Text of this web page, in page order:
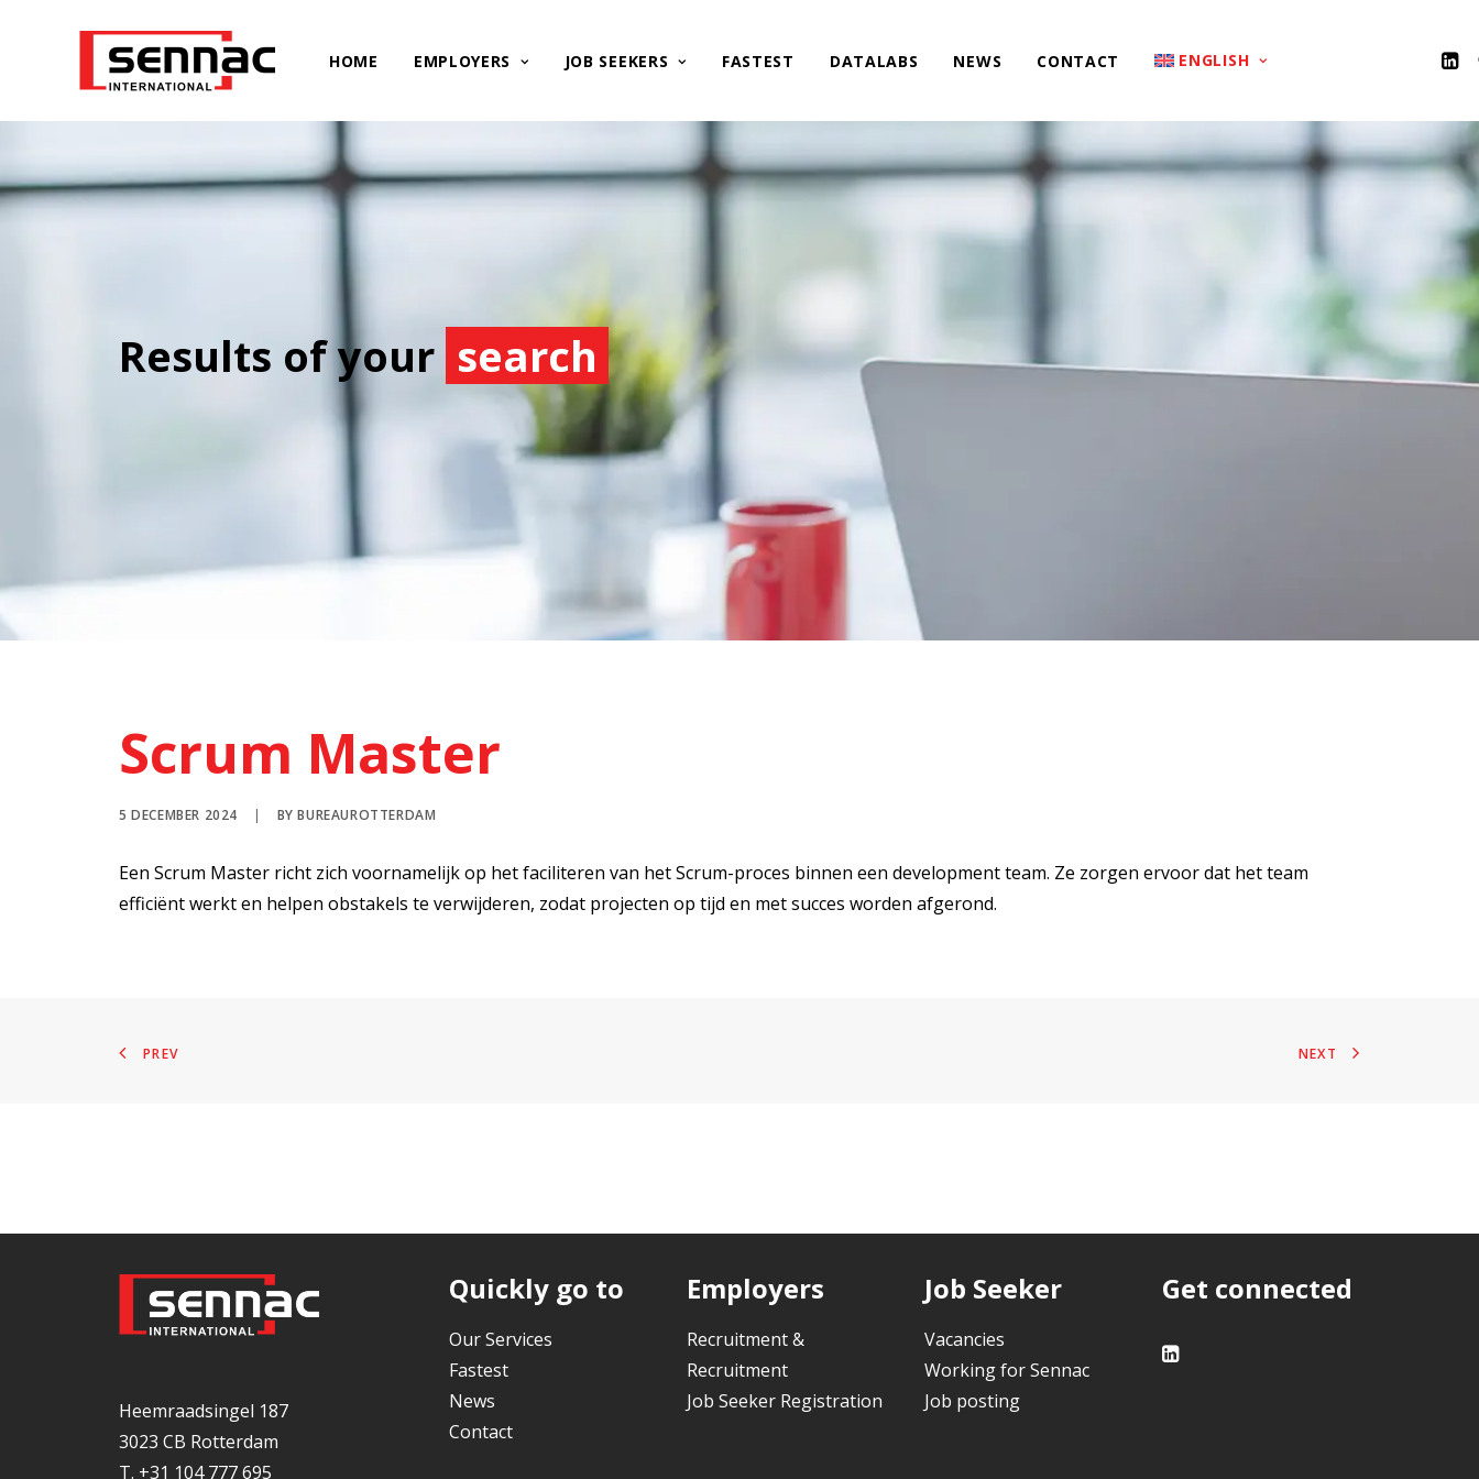
HOME EMPLOYERS JOB SEEKERS FASTEST DATALABS NEWS CONTACT ENGLISH
Results of your search
Scrum Master
5 DECEMBER 2024 | BYBUREAUROTTERDAM
Een Scrum Master richt zich voornamelijk op het faciliteren van het Scrum-proces binnen een development team. Ze zorgen ervoor dat het team
efficiënt werkt en helpen obstakels te verwijderen, zodat projecten op tijd en met succes worden afgerond.
PREV NEXT
Heemraadsingel 187
3023 CB Rotterdam
T. +31 104 777 695
Quickly go to
Our Services
Fastest
News
Contact
Employers
Recruitment &
Recruitment
Job Seeker Registration
Job Seeker
Vacancies
Working for Sennac
Job posting
Get connected